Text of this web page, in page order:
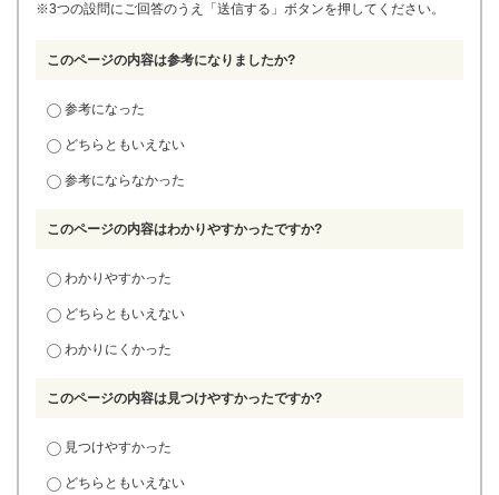
※3つの設問にご回答のうえ「送信する」ボタンを押してください。
このページの内容は参考になりましたか?
参考になった
どちらともいえない
参考にならなかった
このページの内容はわかりやすかったですか?
わかりやすかった
どちらともいえない
わかりにくかった
このページの内容は見つけやすかったですか?
見つけやすかった
どちらともいえない